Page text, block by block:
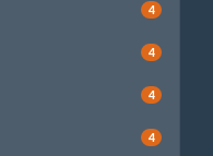
4
4
4
4